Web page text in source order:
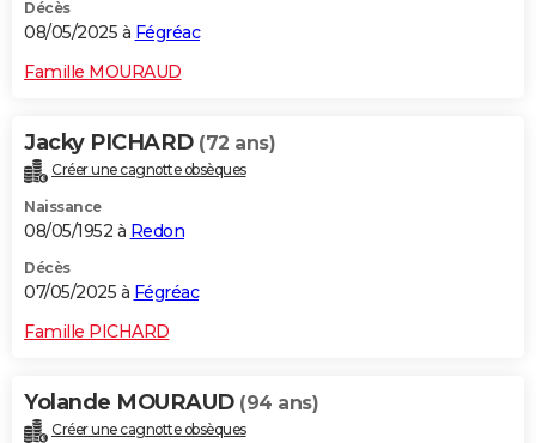
Décès
08/05/2025 à Fégréac
Famille MOURAUD
Jacky PICHARD (72 ans)
Créer une cagnotte obsèques
Naissance
08/05/1952 à Redon
Décès
07/05/2025 à Fégréac
Famille PICHARD
Yolande MOURAUD (94 ans)
Créer une cagnotte obsèques